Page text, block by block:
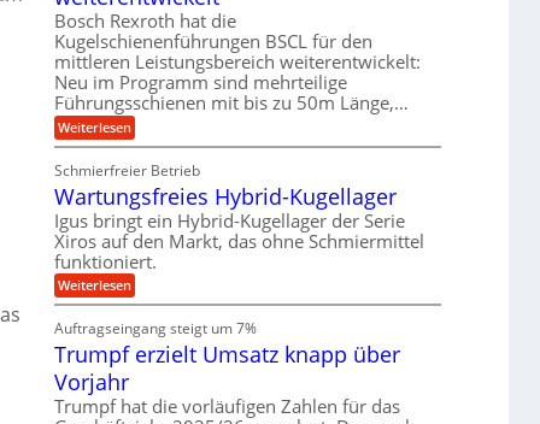
e
b
u
n
g
e
n
s
e
H
u
b
b
e
w
e
u
n
g
e
n
o
m
o
i
v
e
u
n
d
M
a
s
c
h
i
n
e
b
a
u
l
e
r
W
e
r
k
z
e
u
k
r
e
i
s
l
a
f
Bosch Rexroth hat die
Kugelschienenführungen BSCL für den
mittleren Leistungsbereich weiterentwickelt:
Neu im Programm sind mehrteilige
Führungsschienen mit bis zu 50m Länge,…
Weiterlesen:
K
g
e
l
s
c
h
i
e
n
e
r
Schmierfreier Betrieb
Wartungsfreies Hybrid-Kugellager
Igus bringt ein Hybrid-Kugellager der Serie
Xiros auf den Markt, das ohne Schmiermittel
funktioniert.
Weiterlesen:
W
r
u
g
s
Auftragseingang steigt um 7%
Trumpf erzielt Umsatz knapp über
Vorjahr
Trumpf hat die vorläufigen Zahlen für das